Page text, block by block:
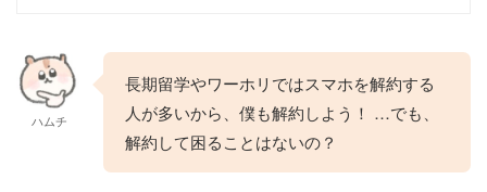
ハムチ
長期留学やワーホリではスマホを解約する
人が多いから、僕も解約しよう！ …でも、
解約して困ることはないの？